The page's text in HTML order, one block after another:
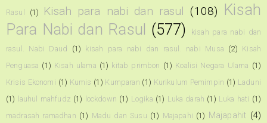
Rasul (1) Kisah para nabi dan rasul (108) Kisah
Para Nabi dan Rasul (577)
kisah para nabi dan
rasul. Nabi Daud
(1) kisah para nabi dan rasul. nabi Musa (2) Kisah
Penguasa (1) Kisah ulama (1) kitab primbon (1) Koalisi Negara Ulama (1)
Krisis Ekonomi (1) Kumis (1) Kumparan (1) Kurikulum Pemimpin (1) Laduni
(1) lauhul mahfudz (1) lockdown (1) Logika (1) Luka darah (1) Luka hati (1)
madrasah ramadhan (1) Madu dan Susu (1) Majapahi (1) Majapahit (4)